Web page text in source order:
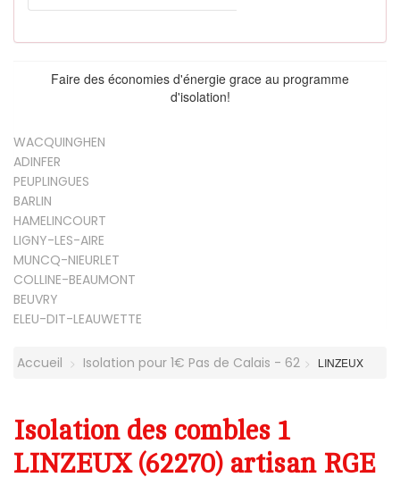
Faire des économies d'énergie grace au programme
d'isolation!
WACQUINGHEN
ADINFER
PEUPLINGUES
BARLIN
HAMELINCOURT
LIGNY-LES-AIRE
MUNCQ-NIEURLET
COLLINE-BEAUMONT
BEUVRY
ELEU-DIT-LEAUWETTE
Accueil Isolation pour 1€ Pas de Calais - 62 LINZEUX
Isolation des combles 1
LINZEUX (62270) artisan RGE